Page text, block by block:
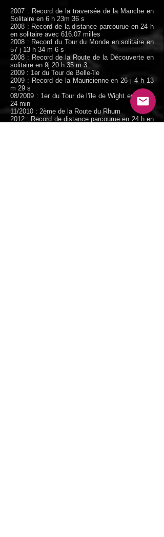
2007 : Record de la traversée de la Manche en
Solitaire en 6 h 23m 36 s
2008 : Record de la distance parcourue en 24 h
en solitaire avec 616.07 milles
2008 : Record du Tour du Monde en solitaire en
57 j 13 h 34 m 6 s
2008 : Record de la Route de la Découverte en
solitaire en 9j 20 h 35 m 3
2009 : 1er du Tour de Belle-île
2009 : Record de la Mauricienne en 26 j 4 h 13
m 29 s
08/2009 : 1er du Tour de l'île de Wight en 4 h et
24 min
11/2010 : 2ème de la Route du Rhum
2012 : Record de distance parcourue en 24 h en